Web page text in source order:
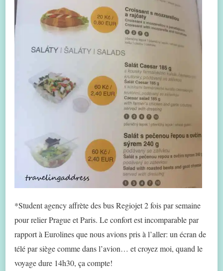
*Student agency affrète des bus Regiojet 2 fois par semaine
pour relier Prague et Paris. Le confort est incomparable par
rapport à Eurolines que nous avions pris à l’aller: un écran de
télé par siège comme dans l’avion… et croyez moi, quand le
voyage dure 14h30, ça compte!